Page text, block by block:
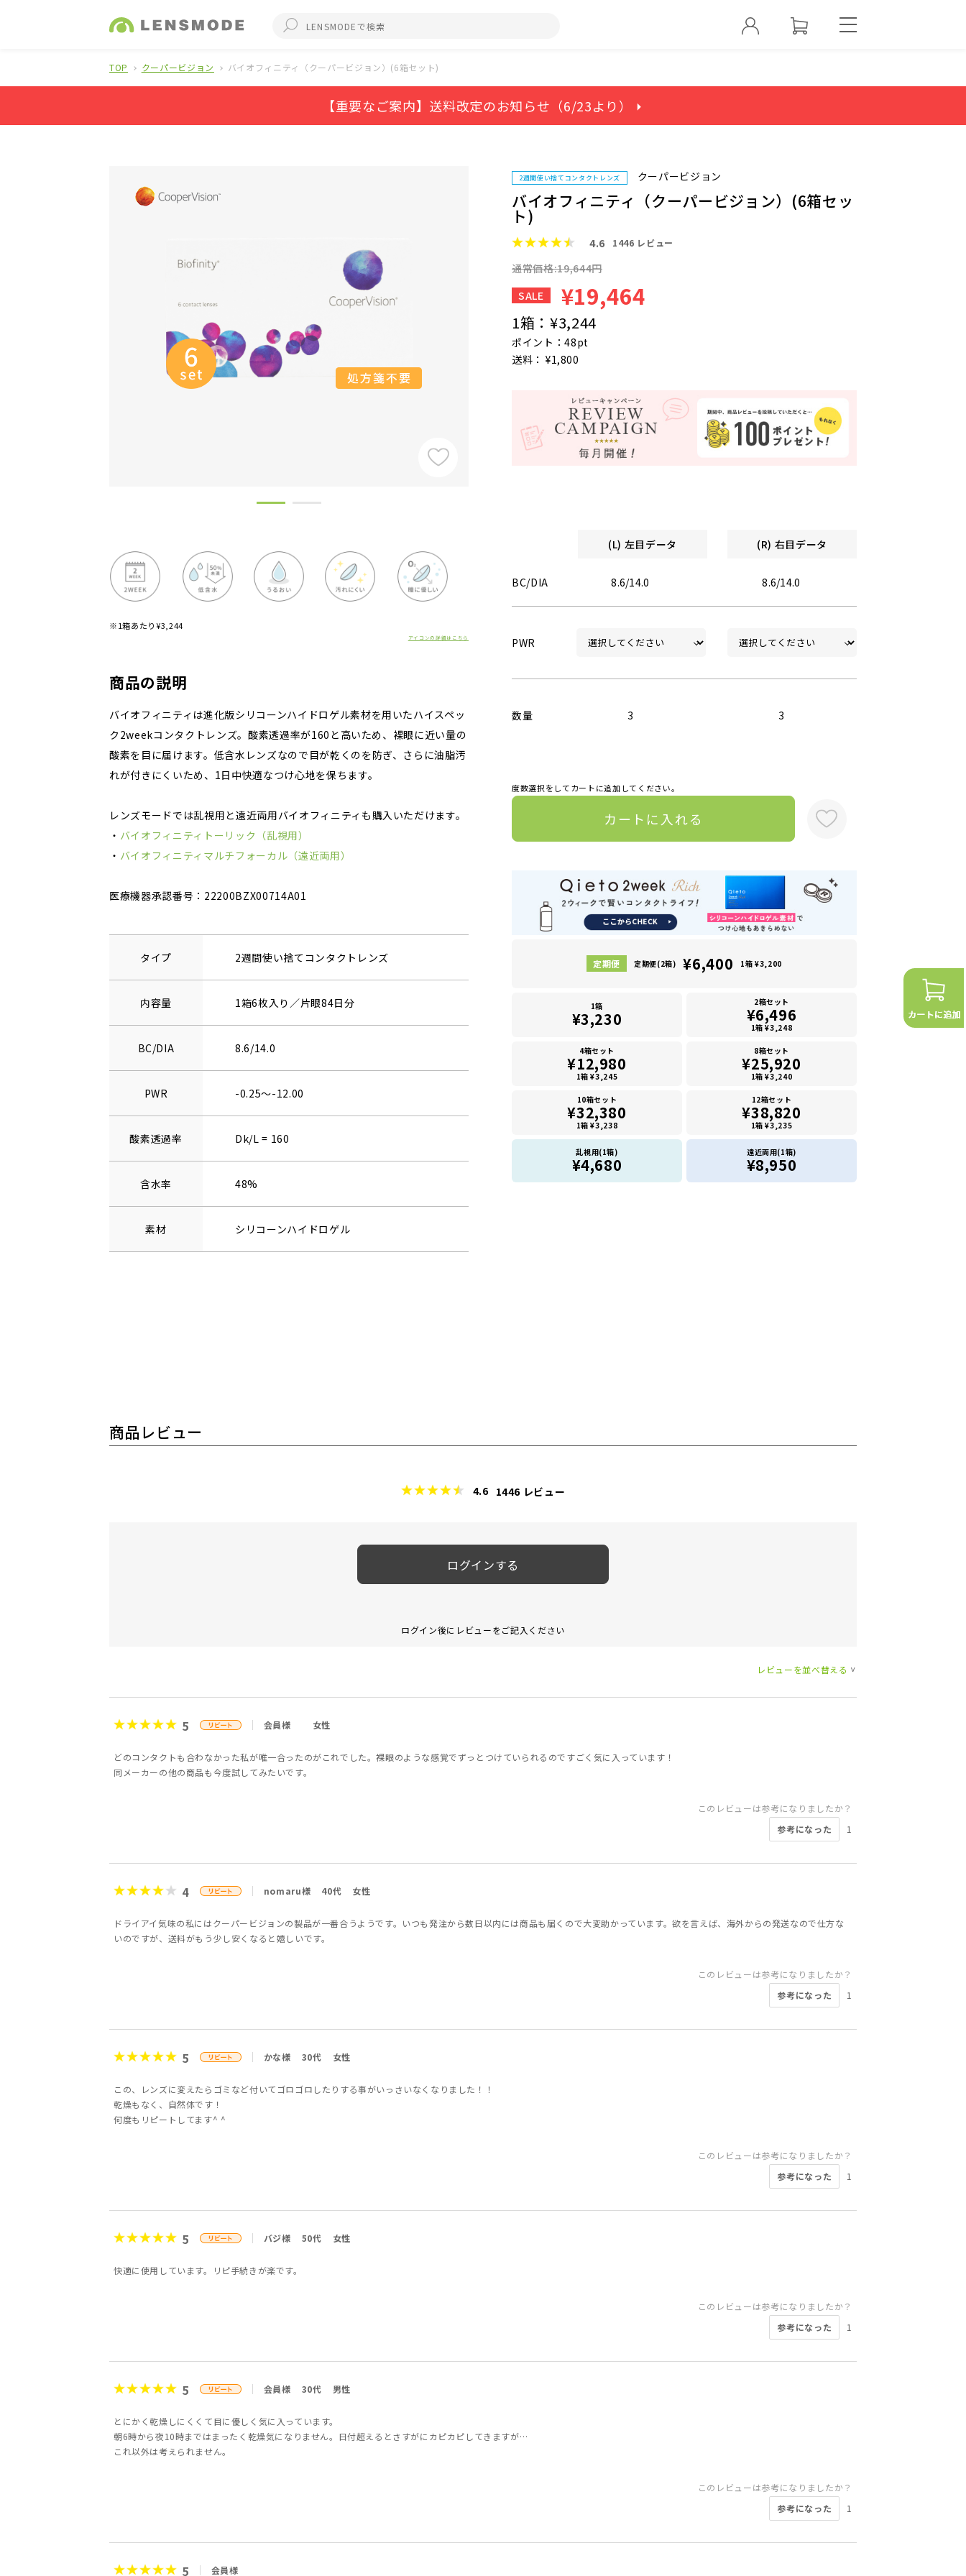
TOP クーパービジョン バイオフィニティ（クーパービジョン）(6箱セット)
【重要なご案内】送料改定のお知らせ（6/23より） ⏵
※1箱あたり¥3,244
アイコンの詳細はこちら
商品の説明
バイオフィニティは進化版シリコーンハイドロゲル素材を用いたハイスペッ
ク2weekコンタクトレンズ。酸素透過率が160と高いため、裸眼に近い量の
酸素を目に届けます。低含水レンズなので目が乾くのを防ぎ、さらに油脂汚
れが付きにくいため、1日中快適なつけ心地を保ちます。
レンズモードでは乱視用と遠近両用バイオフィニティも購入いただけます。
・ バイオフィニティトーリック（乱視用）
・ バイオフィニティマルチフォーカル（遠近両用）
医療機器承認番号：22200BZX00714A01
タイプ 2週間使い捨てコンタクトレンズ
内容量 1箱6枚入り／片眼84日分
BC/DIA 8.6/14.0
PWR -0.25～-12.00
酸素透過率 Dk/L = 160
含水率 48%
素材 シリコーンハイドロゲル
2週間使い捨てコンタクトレンズ クーパービジョン
バイオフィニティ（クーパービジョン）(6箱セッ
ト)
4.6 1446 レビュー
通常価格:19,644円
SALE
¥19,464
1箱： ¥3,244
ポイント：48pt
送料： ¥1,800
(L) 左目データ (R) 右目データ
BC/DIA 8.6/14.0 8.6/14.0
PWR
数量 3 3
度数選択をしてカートに追加してください。
カートに入れる
定期便(2箱) ¥6,400 1箱 ¥3,200
1箱
¥3,230
2箱セット
¥6,496
1箱 ¥3,248
4箱セット
¥12,980
1箱 ¥3,245
8箱セット
¥25,920
1箱 ¥3,240
10箱セット
¥32,380
1箱 ¥3,238
12箱セット
¥38,820
1箱 ¥3,235
乱視用(1箱)
¥4,680
遠近両用(1箱)
¥8,950
商品レビュー
4.6 1446 レビュー
ログインする
ログイン後にレビューをご記入ください
レビューを並べ替える >
5 会員様 女性
どのコンタクトも合わなかった私が唯一合ったのがこれでした。裸眼のような感覚でずっとつけていられるのですごく気に入っています！
同メーカーの他の商品も今度試してみたいです。
このレビューは参考になりましたか？
参考になった
1
4 nomaru様 40代 女性
ドライアイ気味の私にはクーパービジョンの製品が一番合うようです。いつも発注から数日以内には商品も届くので大変助かっています。欲を言えば、海外からの発送なので仕方な
いのですが、送料がもう少し安くなると嬉しいです。
このレビューは参考になりましたか？
参考になった
1
5 かな様 30代 女性
この、レンズに変えたらゴミなど付いてゴロゴロしたりする事がいっさいなくなりました！！
乾燥もなく、自然体です！
何度もリピートしてます^ ^
このレビューは参考になりましたか？
参考になった
1
5 バジ様 50代 女性
快適に使用しています。リピ手続きが楽です。
このレビューは参考になりましたか？
参考になった
1
5 会員様 30代 男性
とにかく乾燥しにくくて目に優しく気に入っています。
朝6時から夜10時まではまったく乾燥気になりません。日付超えるとさすがにカピカピしてきますが…
これ以外は考えられません。
このレビューは参考になりましたか？
参考になった
1
5 会員様